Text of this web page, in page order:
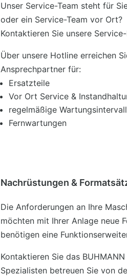
Unser Service-Team steht für
oder ein Service-Team vor Ort?
Kontaktieren Sie unsere
Über unsere Hotline erreichen
Ansprechpartner für:
Ersatzteile
Vor Ort Service &
regelmäßige
Fernwartungen
Nachrüstungen &
Die Anforderungen an Ihre
möchten mit Ihrer Anlage neue
benötigen eine
Kontaktieren Sie das
Spezialisten betreuen Sie von